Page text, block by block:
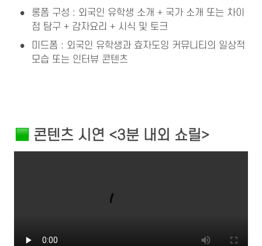
•
롱폼 구성 : 외국인 유학생 소개 + 국가 소개 또는 차이
점 탐구 + 감자요리 + 시식 및 토크
•
미드폼 : 외국인 유학생과 효자도잉 커뮤니티의 일상적
모습 또는 인터뷰 콘텐츠
콘텐츠 시연 <3분 내외 쇼릴>